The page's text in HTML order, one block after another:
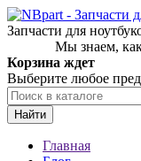
Запчасти для
Мы знаем,
Корзина ждет
Выберите любое
Найти
Главная